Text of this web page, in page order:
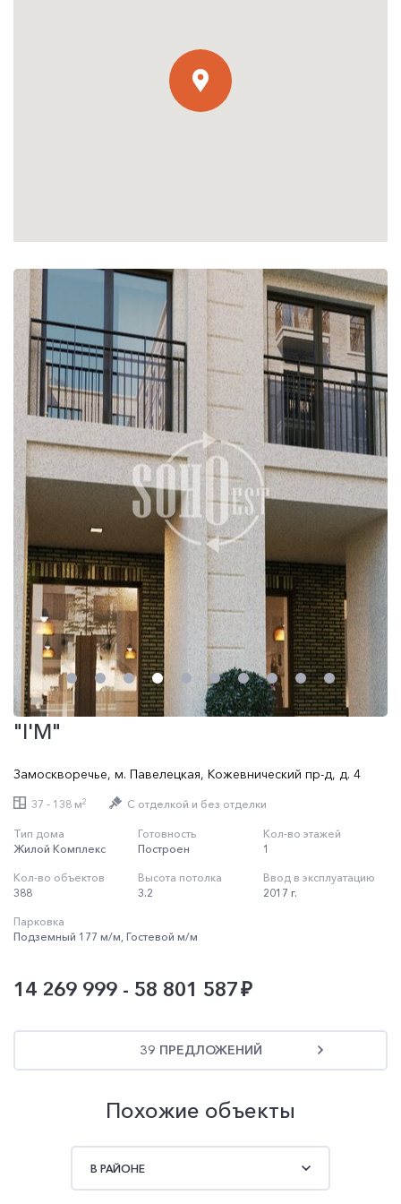
"I'M"
Замоскворечье, м. Павелецкая, Кожевнический пр-д, д. 4
37 - 138 м2 C отделкой и без отделки
Тип дома
Жилой Комплекс
Готовность
Построен
Кол-во этажей
1
Кол-во объектов
388
Высота потолка
3.2
Ввод в эксплуатацию
2017 г.
Парковка
Подземный 177 м/м, Гостевой м/м
14 269 999 - 58 801 587
39 ПРЕДЛОЖЕНИЙ
Похожие объекты
В РАЙОНЕ